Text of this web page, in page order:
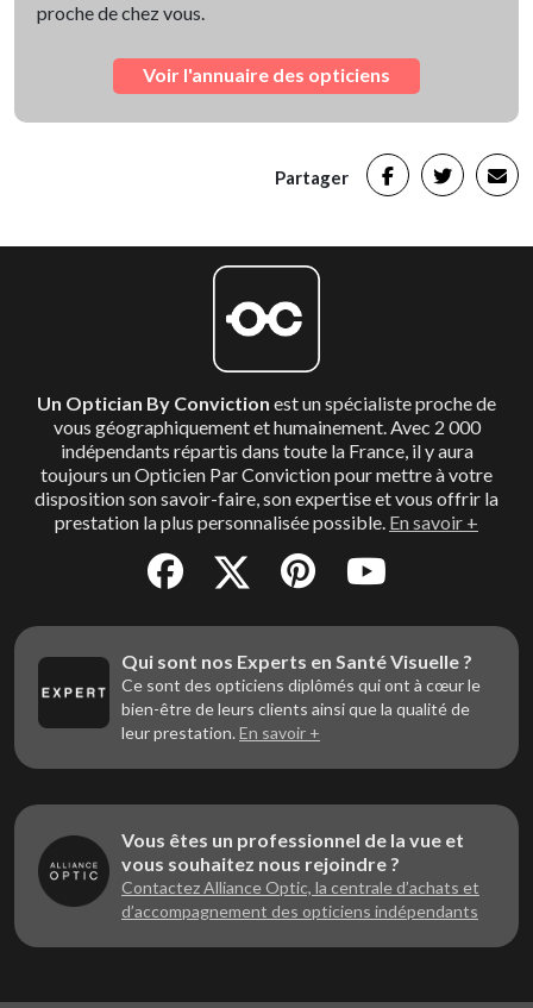
proche de chez vous.
Voir l'annuaire des opticiens
Partager
Un Optician By Conviction est un spécialiste proche de
vous géographiquement et humainement. Avec 2 000
indépendants répartis dans toute la France, il y aura
toujours un Opticien Par Conviction pour mettre à votre
disposition son savoir-faire, son expertise et vous offrir la
prestation la plus personnalisée possible. En savoir +
Qui sont nos Experts en Santé Visuelle ?
Ce sont des opticiens diplômés qui ont à cœur le
bien-être de leurs clients ainsi que la qualité de
leur prestation. En savoir +
Vous êtes un professionnel de la vue et
vous souhaitez nous rejoindre ?
Contactez Alliance Optic, la centrale d’achats et
d’accompagnement des opticiens indépendants